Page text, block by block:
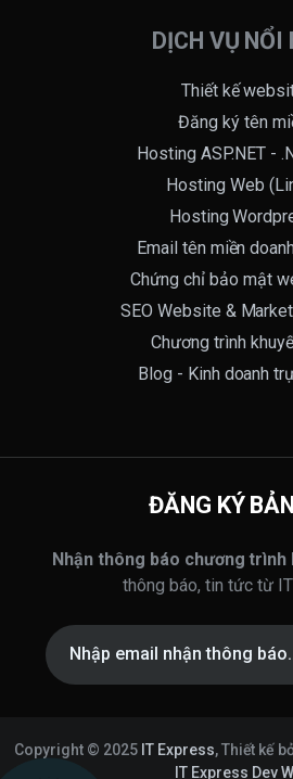
DỊCH VỤ NỔI
Thiết kế
Đăng ký tên
Hosting ASP.NET -
Hosting Web
Hosting
Email tên miền
Chứng chỉ bảo mật
SEO Website &
Chương trình
Blog - Kinh doanh
ĐĂNG KÝ
Nhận thông báo chương trình
thông báo, tin tức từ
Copyright © 2025 IT Express, Thiết kế
IT Express Dev